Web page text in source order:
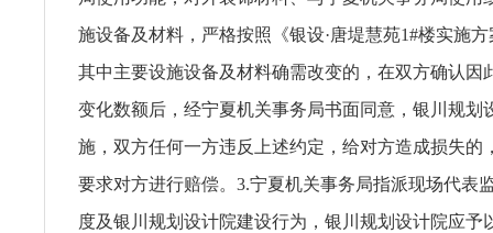
施设备及材料，严格按照《银设·唐堤慧苑1#楼实施
其中主要设施设备及材料确需改变的，在双方确认因
变化数额后，经宁夏机关事务局书面同意，银川规划
施，双方任何一方违反上述约定，给对方造成损失的
要求对方进行赔偿。3.宁夏机关事务局指派现场代表
度及银川规划设计院建设行为，银川规划设计院应予